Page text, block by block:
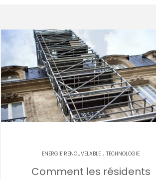
ENERGIE RENOUVELABLE . TECHNOLOGIE
Comment les résidents